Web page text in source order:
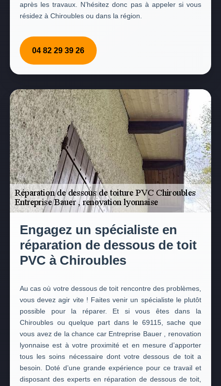
après les travaux. N’hésitez donc pas à appeler si vous
résidez à Chiroubles ou dans la région.
04 82 29 39 26
Engagez un spécialiste en
réparation de dessous de toit
PVC à Chiroubles
Au cas où votre dessous de toit rencontre des problèmes,
vous devez agir vite ! Faites venir un spécialiste le plutôt
possible pour la réparer. Et si vous êtes dans la
Chiroubles ou quelque part dans le 69115, sache que
vous avez de la chance car Entreprise Bauer , renovation
lyonnaise est à votre proximité et en mesure d’apporter
tous les soins nécessaire dont votre dessous de toit a
besoin. Doté d’une grande expérience pour ce travail et
disposant des experts en réparation de dessous de toit,